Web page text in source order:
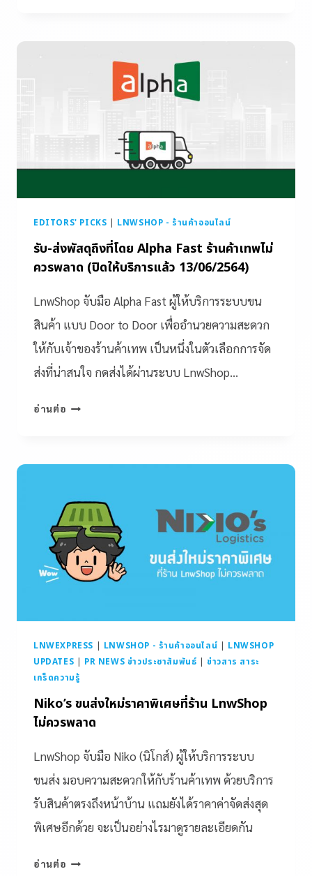
EDITORS' PICKS LNWSHOP - ร้านค้าออนไลน์
รับ-ส่งพัสดุถึงที่โดย Alpha Fast ร้านค้าเทพไม่
ควรพลาด (ปิดให้บริการแล้ว 13/06/2564)
LnwShop จับมือ Alpha Fast ผู้ให้บริการระบบขน
สินค้า แบบ Door to Door เพื่ออำนวยความสะดวก
ให้กับเจ้าของร้านค้าเทพ เป็นหนึ่งในตัวเลือกการจัด
ส่งที่น่าสนใจ กดส่งได้ผ่านระบบ LnwShop…
อ่านต่อ
LNWEXPRESS | LNWSHOP - ร้านค้าออนไลน์ | LNWSHOP
UPDATES | PR NEWS ข่าวประชาสัมพันธ์ |ข่าวสาร สาระ
เกร็ดความรู้
Niko’s ขนส่งใหม่ราคาพิเศษที่ร้าน LnwShop
ไม่ควรพลาด
LnwShop จับมือ Niko (นิโกส์) ผู้ให้บริการระบบ
ขนส่ง มอบความสะดวกให้กับร้านค้าเทพ ด้วยบริการ
รับสินค้าตรงถึงหน้าบ้าน แถมยังได้ราคาค่าจัดส่งสุด
พิเศษอีกด้วย จะเป็นอย่างไรมาดูรายละเอียดกัน
อ่านต่อ